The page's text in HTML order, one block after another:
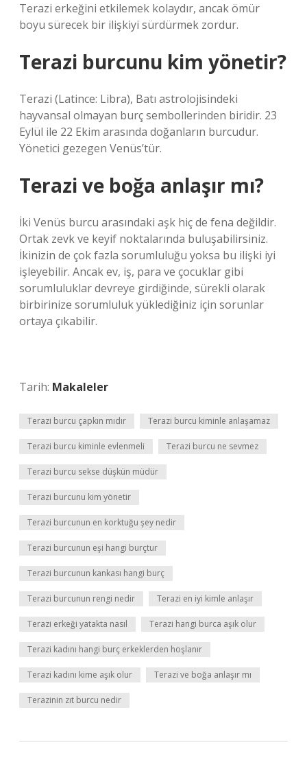
Terazi erkeğini etkilemek kolaydır, ancak ömür
boyu sürecek bir ilişkiyi sürdürmek zordur.
Terazi burcunu kim yönetir?
Terazi (Latince: Libra), Batı astrolojisindeki
hayvansal olmayan burç sembollerinden biridir. 23
Eylül ile 22 Ekim arasında doğanların burcudur.
Yönetici gezegen Venüs’tür.
Terazi ve boğa anlaşır mı?
İki Venüs burcu arasındaki aşk hiç de fena değildir.
Ortak zevk ve keyif noktalarında buluşabilirsiniz.
İkinizin de çok fazla sorumluluğu yoksa bu ilişki iyi
işleyebilir. Ancak ev, iş, para ve çocuklar gibi
sorumluluklar devreye girdiğinde, sürekli olarak
birbirinize sorumluluk yüklediğiniz için sorunlar
ortaya çıkabilir.
Tarih: Makaleler
Terazi burcu çapkın mıdır Terazi burcu kiminle anlaşamaz
Terazi burcu kiminle evlenmeli Terazi burcu ne sevmez
Terazi burcu sekse düşkün müdür
Terazi burcunu kim yönetir
Terazi burcunun en korktuğu şey nedir
Terazi burcunun eşi hangi burçtur
Terazi burcunun kankası hangi burç
Terazi burcunun rengi nedir Terazi en iyi kimle anlaşır
Terazi erkeği yatakta nasıl Terazi hangi burca aşık olur
Terazi kadını hangi burç erkeklerden hoşlanır
Terazi kadını kime aşık olur Terazi ve boğa anlaşır mı
Terazinin zıt burcu nedir